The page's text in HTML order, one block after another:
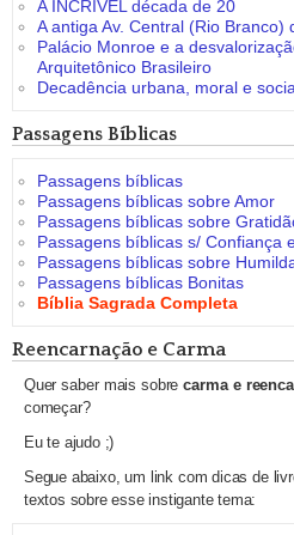
A INCRÍVEL década de 20
A antiga Av. Central (Rio Branco)
Palácio Monroe e a
Arquitetônico Brasileiro
Decadência urbana, moral e
Passagens Bíblicas
Passagens bíblicas
Passagens bíblicas sobre Amor
Passagens bíblicas sobre
Passagens bíblicas s/ Confiança
Passagens bíblicas sobre
Passagens bíblicas Bonitas
Bíblia Sagrada Completa
Reencarnação e Carma
Quer saber mais sobrecarma e
começar?
Eu te ajudo ;)
Segue abaixo, um link com dicas de
textos sobre esse instigante tema: